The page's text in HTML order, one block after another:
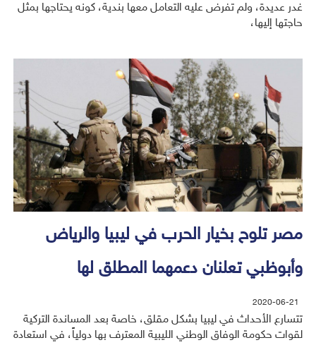
غدر عديدة، ولم تفرض عليه التعامل معها بندية، كونه يحتاجها بمثل
حاجتها إليها،
مصر تلوح بخيار الحرب في ليبيا والرياض
وأبوظبي تعلنان دعمهما المطلق لها
2020-06-21
تتسارع الأحداث في ليبيا بشكل مقلق، خاصة بعد المساندة التركية
لقوات حكومة الوفاق الوطني الليبية المعترف بها دولياً، في استعادة